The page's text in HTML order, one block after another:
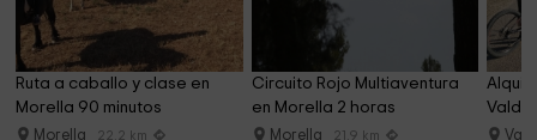
Ruta a caballo y clase en
Morella 90 minutos
Morella 22.2 km
Circuito Rojo Multiaventura
en Morella 2 horas
Morella 21.9 km